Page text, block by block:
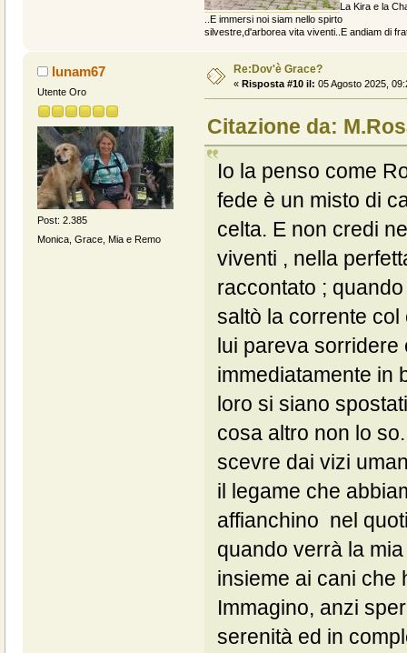
La Kira e la
..E immersi noi siam nello spirto
silvestre,d'arborea vita viventi..E andiam di
lunam67
Utente Oro
Post: 2.385
Monica, Grace, Mia e Remo
Re:Dov'è Grace?
« Risposta #10 il: 05 Agosto 2025,
Citazione da:
Io la penso come
fede è un misto di
celta. E non credi
viventi , nella
raccontato ;
saltò la corrente
lui pareva
immediatamente in
loro si siano
cosa altro non lo
scevre dai vizi
il legame che
affianchino nel
quando verrà la
insieme ai cani che
Immagino, anzi
serenità ed in